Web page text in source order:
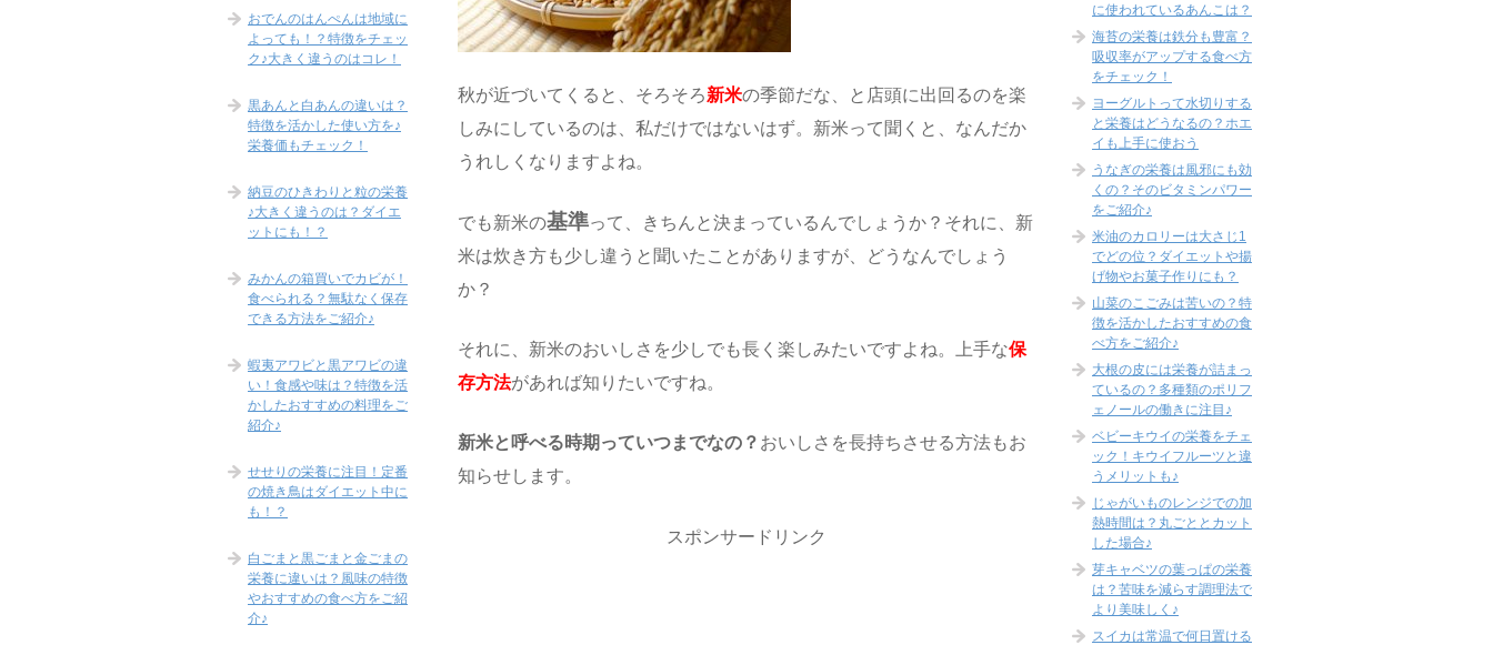
秋が近づいてくると、そろそろ新米の季節だな、と店頭に出回るのを楽
しみにしているのは、私だけではないはず。新米って聞くと、なんだか
うれしくなりますよね。
でも新米の基準って、きちんと決まっているんでしょうか？それに、新
米は炊き方も少し違うと聞いたことがありますが、どうなんでしょう
か？
それに、新米のおいしさを少しでも長く楽しみたいですよね。上手な保
存方法があれば知りたいですね。
新米と呼べる時期っていつまでなの？ おいしさを長持ちさせる方法もお
知らせします。
スポンサードリンク
おでんのはんぺんは地域に
よっても！？特徴をチェッ
ク♪大きく違うのはコレ！
黒あんと白あんの違いは？
特徴を活かした使い方を♪
栄養価もチェック！
納豆のひきわりと粒の栄養
♪大きく違うのは？ダイエ
ットにも！？
みかんの箱買いでカビが！
食べられる？無駄なく保存
できる方法をご紹介♪
蝦夷アワビと黒アワビの違
い！食感や味は？特徴を活
かしたおすすめの料理をご
紹介♪
せせりの栄養に注目！定番
の焼き鳥はダイエット中に
も！？
白ごまと黒ごまと金ごまの
栄養に違いは？風味の特徴
やおすすめの食べ方をご紹
介♪
に使われているあんこは？
海苔の栄養は鉄分も豊富？
吸収率がアップする食べ方
をチェック！
ヨーグルトって水切りする
と栄養はどうなるの？ホエ
イも上手に使おう
うなぎの栄養は風邪にも効
くの？そのビタミンパワー
をご紹介♪
米油のカロリーは大さじ1
でどの位？ダイエットや揚
げ物やお菓子作りにも？
山菜のこごみは苦いの？特
徴を活かしたおすすめの食
べ方をご紹介♪
大根の皮には栄養が詰まっ
ているの？多種類のポリフ
ェノールの働きに注目♪
ベビーキウイの栄養をチェ
ック！キウイフルーツと違
うメリットも♪
じゃがいものレンジでの加
熱時間は？丸ごととカット
した場合♪
芽キャベツの葉っぱの栄養
は？苦味を減らす調理法で
より美味しく♪
スイカは常温で何日置ける